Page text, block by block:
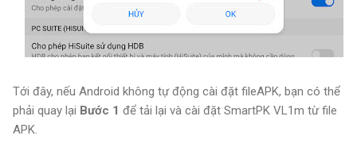
Tới đây, nếu Android không tự động cài đặt fileAPK, bạn có thể
phải quay lại Bước 1 để tải lại và cài đặt SmartPK VL1m từ file
APK.